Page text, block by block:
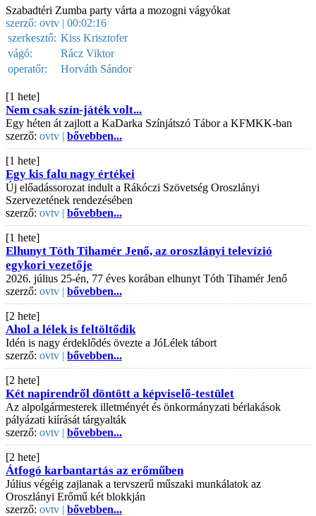
Szabadtéri Zumba party várta a mozogni vágyókat
szerző: ovtv | 00:02:16
szerkesztő: Kiss Krisztofer
vágó:
Rácz Viktor
operatőr:
Horváth Sándor
[1 hete]
Nem csak szín-játék volt...
Egy héten át zajlott a KaDarka Színjátszó Tábor a KFMKK-ban
szerző: ovtv | bővebben...
[1 hete]
Egy kis falu nagy értékei
Új előadássorozat indult a Rákóczi Szövetség Oroszlányi
Szervezetének rendezésében
szerző: ovtv | bővebben...
[1 hete]
Elhunyt Tóth Tihamér Jenő, az oroszlányi televízió
egykori vezetője
2026. július 25-én, 77 éves korában elhunyt Tóth Tihamér Jenő
szerző: ovtv | bővebben...
[2 hete]
Ahol a lélek is feltöltődik
Idén is nagy érdeklődés övezte a JóLélek tábort
szerző: ovtv | bővebben...
[2 hete]
Két napirendről döntött a képviselő-testület
Az alpolgármesterek illetményét és önkormányzati bérlakások
pályázati kiírását tárgyalták
szerző: ovtv | bővebben...
[2 hete]
Átfogó karbantartás az erőműben
Július végéig zajlanak a tervszerű műszaki munkálatok az
Oroszlányi Erőmű két blokkján
szerző: ovtv | bővebben...